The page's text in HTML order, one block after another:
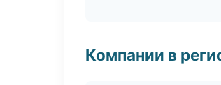
Компании в